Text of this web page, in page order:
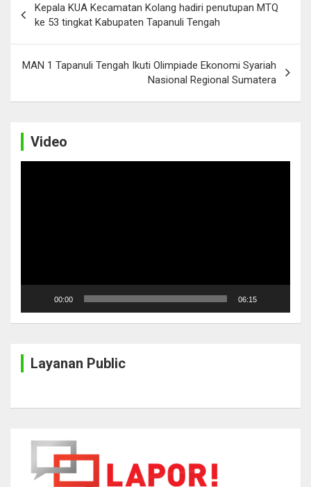
navigation
Kepala KUA Kecamatan Kolang hadiri penutupan MTQ
ke 53 tingkat Kabupaten Tapanuli Tengah
MAN 1 Tapanuli Tengah Ikuti Olimpiade Ekonomi Syariah
Nasional Regional Sumatera
Video
00:00 06:15
Layanan Public